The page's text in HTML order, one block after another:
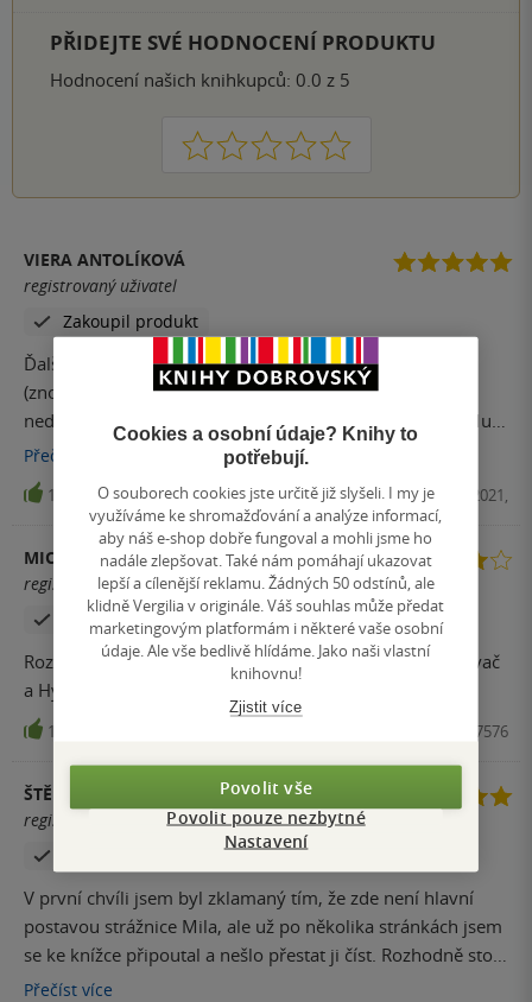
PŘIDEJTE SVÉ HODNOCENÍ PRODUKTU
Hodnocení našich knihkupců: 0.0 z 5
1 2 3 4 5
VIERA ANTOLÍKOVÁ
registrovaný uživatel
Zakoupil produkt
Ďalšia úžasná kniha od mistra Carissiho. Knihu som
(znovu) prečítala na jeden nádych, vôbec som sa od nej
nedokázala odtrhnúť. Napínavé do poslednej stránky. Must
have pre všetkým milovníkov tohto žánru!
Přečíst
16 E-kniha, Vendeta, 2021,
MICHAL
registrovaný uživatel
Zakoupil produkt
Rozhodně můžu doporučit. Pokud se Vám libil Našeptávač
a Hypotéza, tak by jste ji neměli minout.
15 Kniha, Vendeta, 2021, 9788075857576
ŠTĚPÁN
registrovaný uživatel
Hodnoceno z aplikace
V první chvíli jsem byl zklamaný tím, že zde není hlavní
postavou strážnice Mila, ale už po několika stránkách jsem
se ke knížce připoutal a nešlo přestat ji číst. Rozhodně stojí
za přečtení.
Přečíst více
Cookies a osobní údaje? Knihy to
potřebují.
O souborech cookies jste určitě již slyšeli. I my je
využíváme ke shromažďování a analýze informací,
aby náš e-shop dobře fungoval a mohli jsme ho
nadále zlepšovat. Také nám pomáhají ukazovat
lepší a cílenější reklamu. Žádných 50 odstínů, ale
klidně Vergilia v originále. Váš souhlas může předat
marketingovým platformám i některé vaše osobní
údaje. Ale vše bedlivě hlídáme. Jako naši vlastní
knihovnu!
Zjistit více
Povolit vše
Povolit pouze nezbytné
Nastavení